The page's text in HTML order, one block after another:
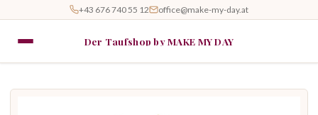
+43 676 740 55 12 office@make-my-day.at
Der Taufshop by MAKE MY DAY